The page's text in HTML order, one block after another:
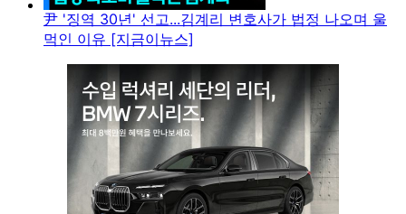
尹 '징역 30년' 선고...김계리 변호사가 법정 나오며 울
먹인 이유 [지금이뉴스]